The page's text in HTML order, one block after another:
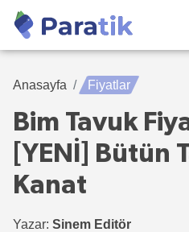
Anasayfa Fiyatlar
Bim Tavuk
[YENİ] Bütün
Kanat
Yazar: Sinem Editör